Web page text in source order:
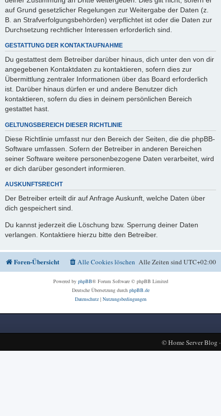
auf Grund gesetzlicher Regelungen zur Weitergabe der Daten (z.
B. an Strafverfolgungsbehörden) verpflichtet ist oder die Daten zur
Durchsetzung rechtlicher Interessen erforderlich sind.
GESTATTUNG DER KONTAKTAUFNAHME
Du gestattest dem Betreiber darüber hinaus, dich unter den von dir
angegebenen Kontaktdaten zu kontaktieren, sofern dies zur
Übermittlung zentraler Informationen über das Board erforderlich
ist. Darüber hinaus dürfen er und andere Benutzer dich
kontaktieren, sofern du dies in deinem persönlichen Bereich
gestattet hast.
GELTUNGSBEREICH DIESER RICHTLINIE
Diese Richtlinie umfasst nur den Bereich der Seiten, die die phpBB-
Software umfassen. Sofern der Betreiber in anderen Bereichen
seiner Software weitere personenbezogene Daten verarbeitet, wird
er dich darüber gesondert informieren.
AUSKUNFTSRECHT
Der Betreiber erteilt dir auf Anfrage Auskunft, welche Daten über
dich gespeichert sind.
Du kannst jederzeit die Löschung bzw. Sperrung deiner Daten
verlangen. Kontaktiere hierzu bitte den Betreiber.
Foren-Übersicht Alle Zeiten sindUTC+02:00
Alle Cookies löschen
Powered by phpBB® Forum Software © phpBB Limited
Deutsche Übersetzung durch phpBB.de
Datenschutz| Nutzungsbedingungen
©Home Server Blog